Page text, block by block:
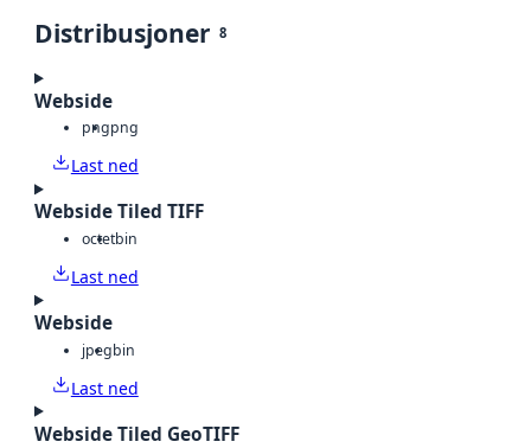
Distribusjoner 8
Webside
pngpng
Last ned
Webside Tiled TIFF
octetbin
Last ned
Webside
jpegbin
Last ned
Webside Tiled GeoTIFF